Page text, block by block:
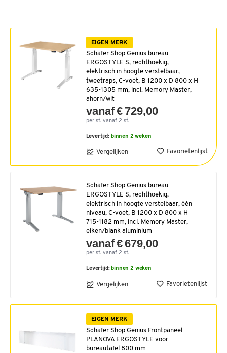
EIGEN MERK
Schäfer Shop Genius bureau
ERGOSTYLE S, rechthoekig,
elektrisch in hoogte verstelbaar,
tweetraps, C-voet, B 1200 x D 800 x H
635-1305 mm, incl. Memory Master,
ahorn/wit
vanaf € 729,00
per st. vanaf 2 st.
Levertijd: binnen 2 weken
Vergelijken Favorietenlijst
Schäfer Shop Genius bureau
ERGOSTYLE S, rechthoekig,
elektrisch in hoogte verstelbaar, één
niveau, C-voet, B 1200 x D 800 x H
715-1182 mm, incl. Memory Master,
eiken/blank aluminium
vanaf € 679,00
per st. vanaf 2 st.
Levertijd: binnen 2 weken
Vergelijken Favorietenlijst
EIGEN MERK
Schäfer Shop Genius Frontpaneel
PLANOVA ERGOSTYLE voor
bureautafel 800 mm